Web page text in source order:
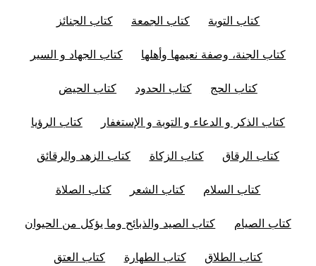
كتاب التوبة كتاب الجمعة كتاب الجنائز
كتاب الجنة، وصفة نعيمها وأهلها كتاب الجهاد و السير
كتاب الحج كتاب الحدود كتاب الحيض
كتاب الذكر و الدعاء و التوبة و الإستغفار كتاب الرؤيا
كتاب الرقاق كتاب الزكاة كتاب الزهد والرقائق
كتاب السلام كتاب الشعر كتاب الصلاة
كتاب الصيام كتاب الصيد والذبائح وما يؤكل من الحيوان
كتاب الطلاق كتاب الطهارة كتاب العتق